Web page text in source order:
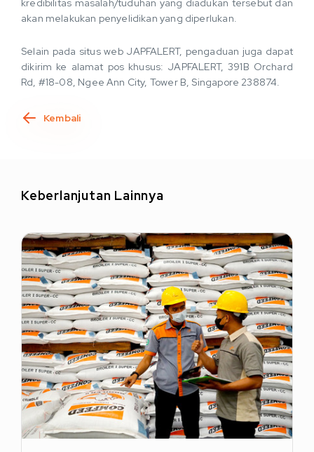
kredibilitas masalah/tuduhan yang diadukan tersebut dan
akan melakukan penyelidikan yang diperlukan.
Selain pada situs web JAPFALERT, pengaduan juga dapat
dikirim ke alamat pos khusus: JAPFALERT, 391B Orchard
Rd, #18-08, Ngee Ann City, Tower B, Singapore 238874.
Kembali
Keberlanjutan Lainnya